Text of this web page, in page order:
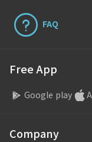
Company
Free App
Google play
FAQ